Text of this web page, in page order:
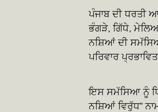
ਪੰਜਾਬ ਦੀ ਧਰਤੀ
ਭੰਗੜੇ, ਗਿੱਧੇ,
ਨਸ਼ਿਆਂ ਦੀ
ਪਰਿਵਾਰ
ਇਸ ਸਮੱਸਿਆ ਨੂੰ
ਨਸ਼ਿਆਂ ਵਿਰੁੱਧ”